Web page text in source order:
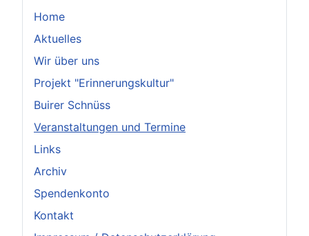
Home
Aktuelles
Wir über uns
Projekt "Erinnerungskultur"
Buirer Schnüss
Veranstaltungen und Termine
Links
Archiv
Spendenkonto
Kontakt